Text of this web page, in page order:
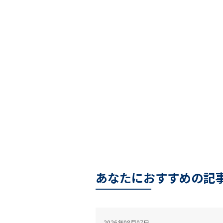
あなたにおすすめの記